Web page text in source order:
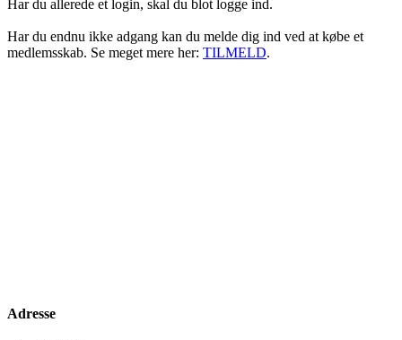
Har du allerede et login, skal du blot logge ind.
Har du endnu ikke adgang kan du melde dig ind ved at købe et
medlemsskab. Se meget mere her: TILMELD.
Adresse